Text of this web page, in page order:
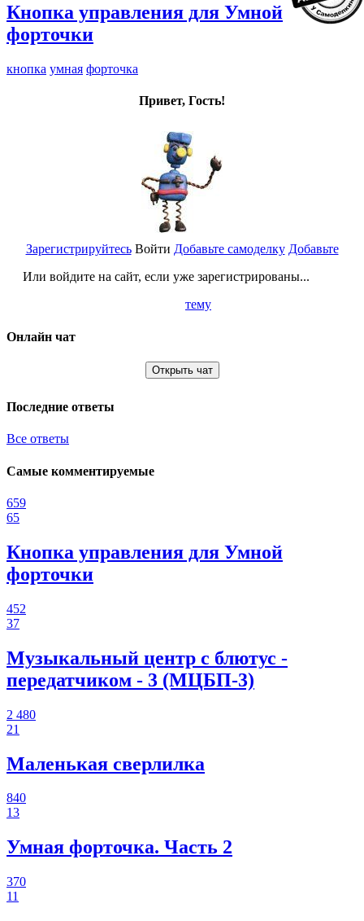
Кнопка управления для Умной
форточки
кнопка умная форточка
Привет, Гость!
Зарегистрируйтесь
Или войдите на сайт, если уже зарегистрированы...
Войти Добавьте самоделку Добавьте
тему
Онлайн чат
Открыть чат
Последние ответы
Все ответы
Самые комментируемые
659
65
Кнопка управления для Умной
форточки
452
37
Музыкальный центр с блютус -
передатчиком - 3 (МЦБП-3)
2 480
21
Маленькая сверлилка
840
13
Умная форточка. Часть 2
370
11